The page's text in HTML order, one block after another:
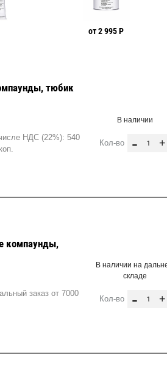
от 2 995 Р
тюбик
НДС (22%): 540
В наличии
Кол-во - +
компаунды,
заказ от 7000
В наличии на
складе
Кол-во - +